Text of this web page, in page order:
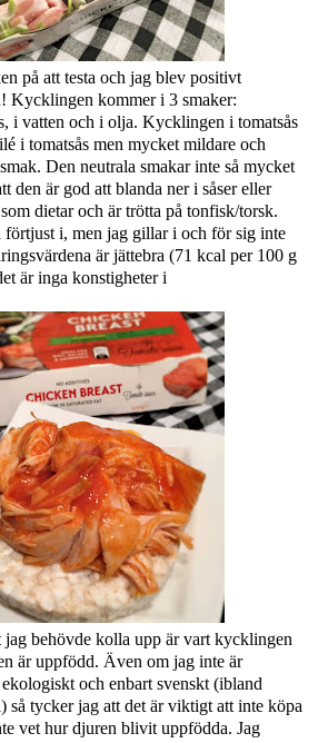
på att testa och jag blev positivt
Kycklingen kommer i 3 smaker:
i vatten och i olja. Kycklingen i tomatsås
i tomatsås men mycket mildare och
Den neutrala smakar inte så mycket
den är god att blanda ner i såser eller
dietar och är trötta på tonfisk/torsk.
förtjust i, men jag gillar i och för sig inte
är jättebra (71 kcal per 100 g
är inga konstigheter i
jag behövde kolla upp är vart kycklingen
är uppfödd. Även om jag inte är
och enbart svenskt (ibland
så tycker jag att det är viktigt att inte köpa
vet hur djuren blivit uppfödda. Jag